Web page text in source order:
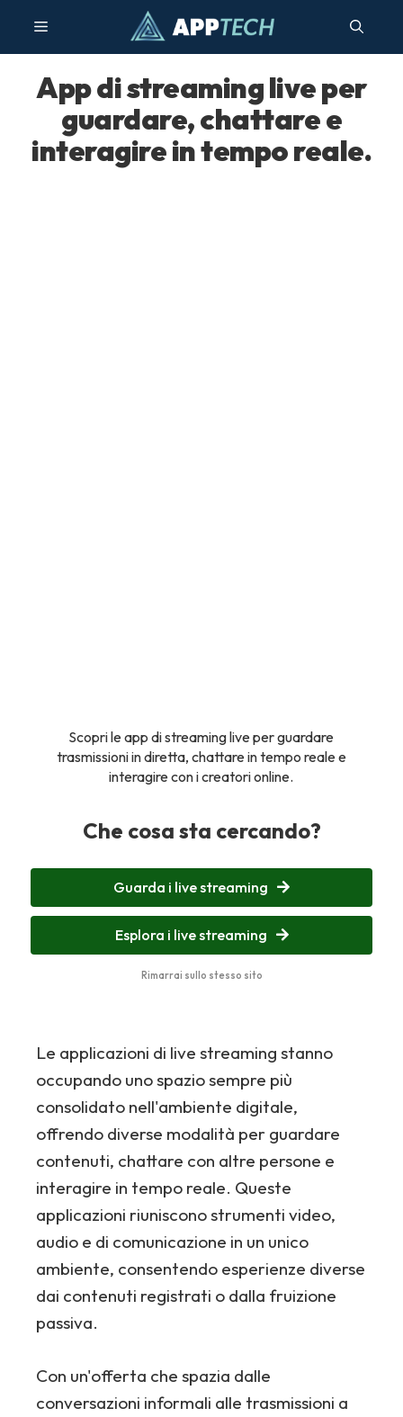
contenuto
Menu
App di streaming live per
guardare, chattare e
interagire in tempo reale.
Scopri le app di streaming live per guardare
trasmissioni in diretta, chattare in tempo reale e
interagire con i creatori online.
Che cosa sta cercando?
Guarda i live streaming
Esplora i live streaming
Rimarrai sullo stesso sito
Le applicazioni di live streaming stanno
occupando uno spazio sempre più
consolidato nell'ambiente digitale,
offrendo diverse modalità per guardare
contenuti, chattare con altre persone e
interagire in tempo reale. Queste
applicazioni riuniscono strumenti video,
audio e di comunicazione in un unico
ambiente, consentendo esperienze diverse
dai contenuti registrati o dalla fruizione
passiva.
Con un'offerta che spazia dalle
conversazioni informali alle trasmissioni a